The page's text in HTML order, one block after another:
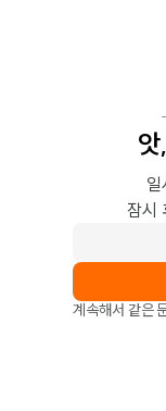
일
잠시
계속해서 같은